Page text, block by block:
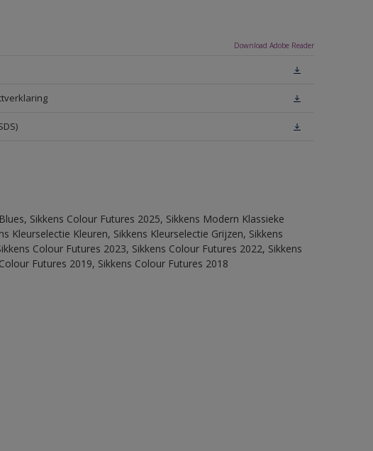
Download Adobe Reader
Sikkens Colour Futures 2025, Sikkens Modern Klassieke
Kleurselectie Kleuren, Sikkens Kleurselectie Grijzen, Sikkens
Colour Futures 2023, Sikkens Colour Futures 2022, Sikkens
Futures 2019, Sikkens Colour Futures 2018